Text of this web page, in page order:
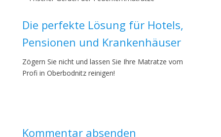
Die perfekte Lösung für Hotels,
Pensionen und Krankenhäuser
Zögern Sie nicht und lassen Sie Ihre Matratze vom
Profi in Oberbodnitz reinigen!
Kommentar absenden